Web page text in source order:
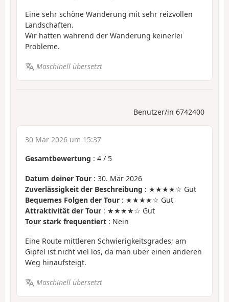
Eine sehr schöne Wanderung mit sehr reizvollen
Landschaften.
Wir hatten während der Wanderung keinerlei
Probleme.
Maschinell übersetzt
Benutzer/in 6742400
30 Mär 2026 um 15:37
Gesamtbewertung : 4 / 5
Datum deiner Tour : 30. Mär 2026
Zuverlässigkeit der Beschreibung : ★★★★☆ Gut
Bequemes Folgen der Tour : ★★★★☆ Gut
Attraktivität der Tour : ★★★★☆ Gut
Tour stark frequentiert : Nein
Eine Route mittleren Schwierigkeitsgrades; am
Gipfel ist nicht viel los, da man über einen anderen
Weg hinaufsteigt.
Maschinell übersetzt